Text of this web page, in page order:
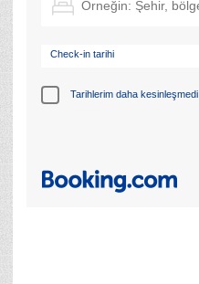
Check-in tarihi
Tarihlerim daha kesinleşmedi